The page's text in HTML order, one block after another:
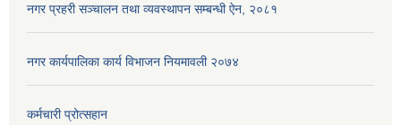
नगर प्रहरी सञ्चालन तथा व्यवस्थापन सम्बन्धी ऐन, २०८१
नगर कार्यपालिका कार्य विभाजन नियमावली २०७४
कर्मचारी प्रोत्सहान